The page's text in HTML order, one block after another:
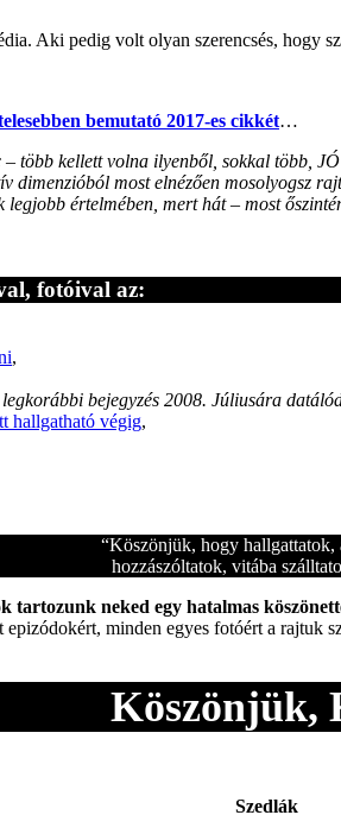
Aki pedig volt olyan szerencsés, hogy
bemutató 2017-es cikkét…
több kellett volna ilyenből, sokkal több,
most elnézően mosolyogsz
legjobb értelmében, mert hát – most
fotóival az:
,
bejegyzés 2008. Júliusára
hallgatható végig,
“Köszönjük, hogy hallgattatok,
hozzászóltatok, vitába
tartozunk neked egy hatalmas
minden egyes fotóért a rajtuk
Köszönjük,
Szedlák